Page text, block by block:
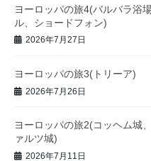
ス
ヨーロッパの旅4(バルバラ浴
ル、ショードフォン)
2026年7月27日
ヨーロッパの旅3(トリーア)
2026年7月26日
ヨーロッパの旅2(コッヘム城
ァルツ城)
2026年7月11日